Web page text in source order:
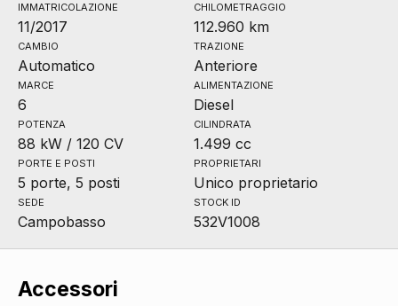
IMMATRICOLAZIONE
11/2017
CHILOMETRAGGIO
112.960 km
CAMBIO
Automatico
TRAZIONE
Anteriore
MARCE
6
ALIMENTAZIONE
Diesel
POTENZA
88 kW / 120 CV
CILINDRATA
1.499 cc
PORTE E POSTI
5 porte, 5 posti
PROPRIETARI
Unico proprietario
SEDE
Campobasso
STOCK ID
532V1008
Accessori